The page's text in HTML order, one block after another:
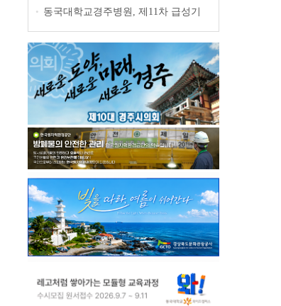
려면 전력·공업용수 인프라부터 갖춰야"
• 동국대학교경주병원, 제11차 급성기